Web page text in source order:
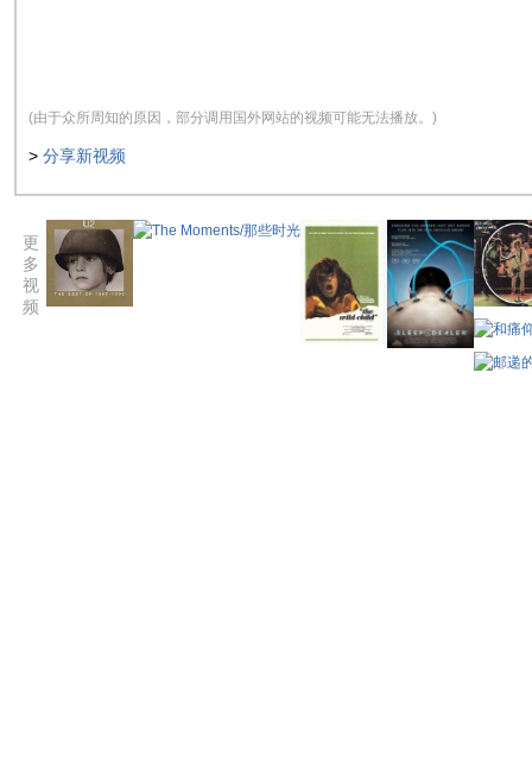
(由于众所周知的原因，部分调用国外网站的视频可能无法播放。)
> 分享新视频
更
多
视
频